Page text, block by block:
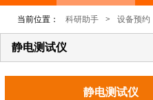
当前位置： 科研助手 > 设备预约
静电测试仪
静电测试仪